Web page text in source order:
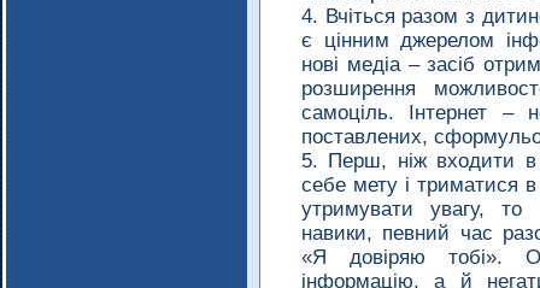
Вчіться разом з
є цінним джерелом
нові медіа – засіб
розширення
самоціль. Інтернет –
поставлених,
Перш, ніж входити
себе мету і триматися
утримувати увагу, то
навики, певний час
«Я довіряю тобі».
інформацію, а й